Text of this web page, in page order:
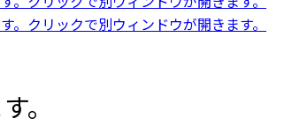
。